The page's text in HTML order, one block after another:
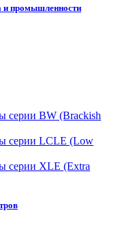
и промышленности
BW (Brackish
серии LCLE (Low
серии XLE (Extra